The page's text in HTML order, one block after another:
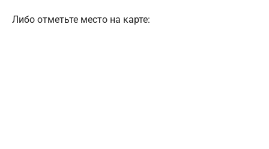
Либо отметьте место на карте: